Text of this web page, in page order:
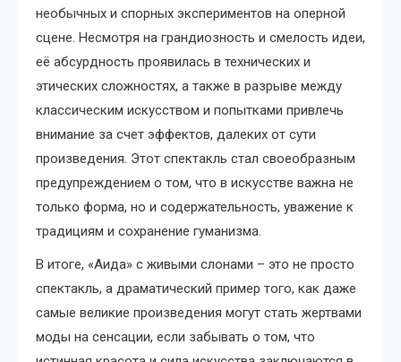
необычных и спорных экспериментов на оперной
сцене. Несмотря на грандиозность и смелость идеи,
её абсурдность проявилась в технических и
этических сложностях, а также в разрыве между
классическим искусством и попытками привлечь
внимание за счет эффектов, далеких от сути
произведения. Этот спектакль стал своеобразным
предупреждением о том, что в искусстве важна не
только форма, но и содержательность, уважение к
традициям и сохранение гуманизма.
В итоге, «Аида» с живыми слонами – это не просто
спектакль, а драматический пример того, как даже
самые великие произведения могут стать жертвами
моды на сенсации, если забывать о том, что